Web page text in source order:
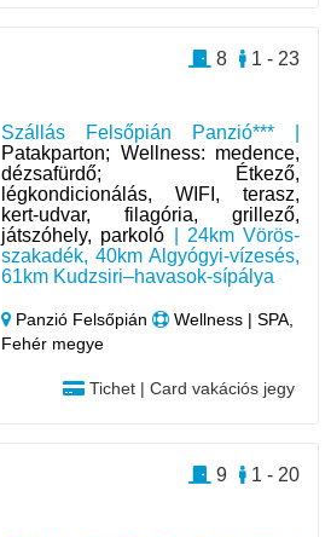
Szállás Felsőpián Panzió*** |
Patakparton; Wellness: medence,
dézsafürdő; Étkező,
légkondicionálás, WIFI, terasz,
kert-udvar, filagória, grillező,
játszóhely, parkoló | 24km Vörös-
szakadék, 40km Algyógyi-vízesés,
61km Kudzsiri–havasok-sípálya
Panzió Felsőpián
Wellness | SPA,
Fehér megye
Tichet | Card vakációs jegy
1 - 23
8
1 - 20
9